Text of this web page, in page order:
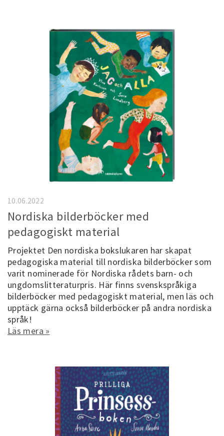
Nordiska bilderböcker med
pedagogiskt material
Projektet Den nordiska bokslukaren har skapat
pedagogiska material till nordiska bilderböcker som
varit nominerade för Nordiska rådets barn- och
ungdomslitteraturpris. Här finns svenskspråkiga
bilderböcker med pedagogiskt material, men läs och
upptäck gärna också bilderböcker på andra nordiska
språk!
Läs mera »
10.06.2022